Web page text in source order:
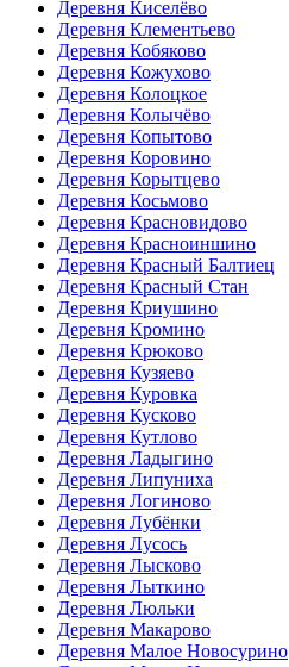
Деревня Киселёво
Деревня Клементьево
Деревня Кобяково
Деревня Кожухово
Деревня Колоцкое
Деревня Колычёво
Деревня Копытово
Деревня Коровино
Деревня Корытцево
Деревня Косьмово
Деревня Красновидово
Деревня Красноиншино
Деревня Красный Балтиец
Деревня Красный Стан
Деревня Криушино
Деревня Кромино
Деревня Крюково
Деревня Кузяево
Деревня Куровка
Деревня Кусково
Деревня Кутлово
Деревня Ладыгино
Деревня Липуниха
Деревня Логиново
Деревня Лубёнки
Деревня Лусось
Деревня Лысково
Деревня Лыткино
Деревня Люльки
Деревня Макарово
Деревня Малое Новосурино